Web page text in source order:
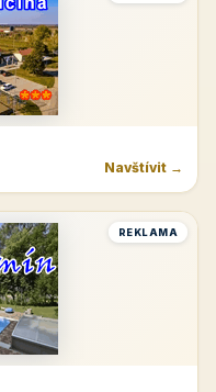
Navštívit →
REKLAMA